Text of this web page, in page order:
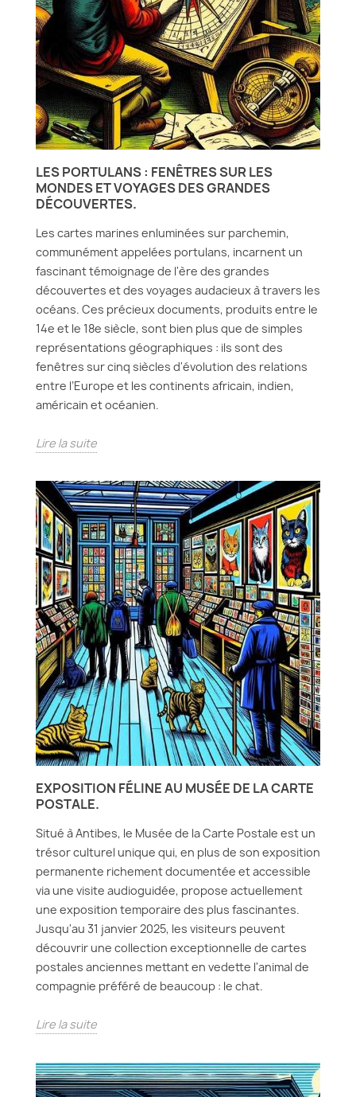
LES PORTULANS : FENÊTRES SUR LES
MONDES ET VOYAGES DES GRANDES
DÉCOUVERTES.
Les cartes marines enluminées sur parchemin,
communément appelées portulans, incarnent un
fascinant témoignage de l'ère des grandes
découvertes et des voyages audacieux à travers les
océans. Ces précieux documents, produits entre le
14e et le 18e siècle, sont bien plus que de simples
représentations géographiques : ils sont des
fenêtres sur cinq siècles d'évolution des relations
entre l’Europe et les continents africain, indien,
américain et océanien.
Lire la suite
EXPOSITION FÉLINE AU MUSÉE DE LA CARTE
POSTALE.
Situé à Antibes, le Musée de la Carte Postale est un
trésor culturel unique qui, en plus de son exposition
permanente richement documentée et accessible
via une visite audioguidée, propose actuellement
une exposition temporaire des plus fascinantes.
Jusqu'au 31 janvier 2025, les visiteurs peuvent
découvrir une collection exceptionnelle de cartes
postales anciennes mettant en vedette l'animal de
compagnie préféré de beaucoup : le chat.
Lire la suite